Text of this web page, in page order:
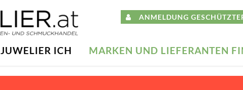
ANMELDUNG
JUWELIER ICH MARKEN UND LIEFERANTEN